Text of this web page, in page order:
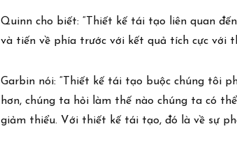
Quinn cho biết: “Thiết kế tái tạo liên quan
và tiến về phía trước với kết quả tích cực với
Garbin nói: “Thiết kế tái tạo buộc chúng tôi
hơn, chúng ta hỏi làm thế nào chúng ta có
giảm thiểu. Với thiết kế tái tạo, đó là về sự